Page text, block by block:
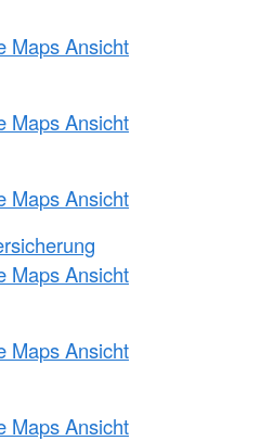
Maps Ansicht
Maps Ansicht
Maps Ansicht
Maps Ansicht
Maps Ansicht
Maps Ansicht